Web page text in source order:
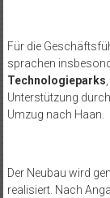
Für die
sprachen
Technologieparks
Unterstützung
Umzug nach Haan.
Der Neubau wird
realisiert. Nach